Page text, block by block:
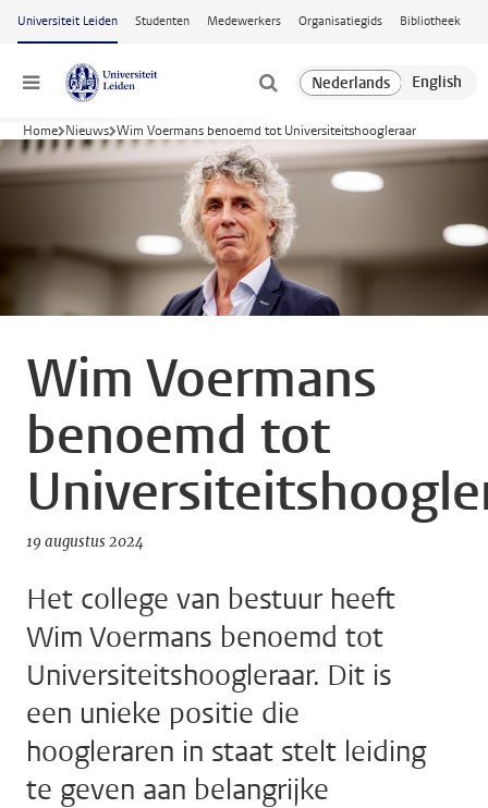
Ga naar hoofdinhoud
Universiteit Leiden Studenten Medewerkers Organisatiegids Bibliotheek
Menu
Home Nieuws Wim Voermans benoemd tot Universiteitshoogleraar
Wim Voermans
benoemd tot
19 augustus 2024
Het college van bestuur heeft
Wim Voermans benoemd tot
Universiteitshoogleraar. Dit is
een unieke positie die
hoogleraren in staat stelt leiding
te geven aan belangrijke